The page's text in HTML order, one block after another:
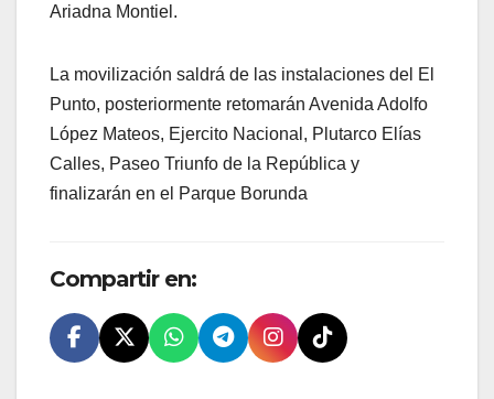
Ariadna Montiel.
La movilización saldrá de las instalaciones del El
Punto, posteriormente retomarán Avenida Adolfo
López Mateos, Ejercito Nacional, Plutarco Elías
Calles, Paseo Triunfo de la República y
finalizarán en el Parque Borunda
Compartir en: